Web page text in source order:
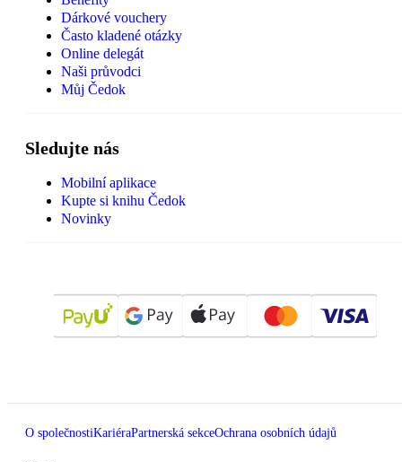
Dárkové vouchery
Často kladené otázky
Online delegát
Naši průvodci
Můj Čedok
Sledujte nás
Mobilní aplikace
Kupte si knihu Čedok
Novinky
O společnostiKariéraPartnerská sekceOchrana osobních údajů